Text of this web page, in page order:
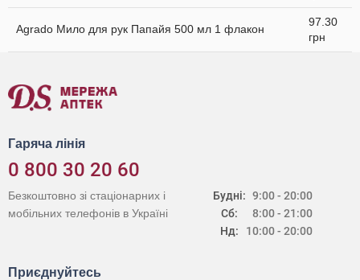
Agrado Мило для рук Папайя 500 мл 1 флакон
97.30
грн
Гаряча лінія
0 800 30 20 60
Будні:
Сб:
Нд:
9:00 - 20:00
8:00 - 21:00
10:00 - 20:00
Безкоштовно зі стаціонарних і
мобільних телефонів в Україні
Приєднуйтесь